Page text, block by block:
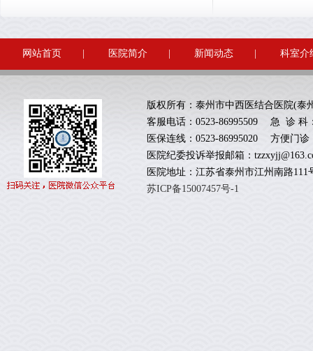
网站首页 医院简介 新闻动态 科室介
版权所有：泰州市中西医结合医院(泰
客服电话：0523-86995509 急 诊 科
医保连线：0523-86995020 方便门
医院纪委投诉举报邮箱：
医院地址：江苏省泰州市江州南路111
苏ICP备15007457号-1